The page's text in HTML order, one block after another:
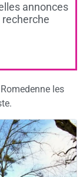
annonces
les